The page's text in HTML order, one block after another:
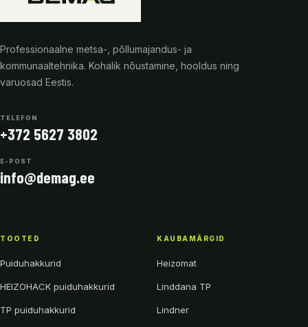
Professionaalne metsa-, põllumajandus- ja
kommunaaltehnika. Kohalik nõustamine, hooldus ning
varuosad Eestis.
TELEFON
+372 5627 3802
E-POST
info@demag.ee
TOOTED
Puiduhakkurid
HEIZOHACK puiduhakkurid
TP puiduhakkurid
KAUBAMÄRGID
Heizomat
Linddana TP
Lindner